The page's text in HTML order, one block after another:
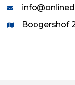
Boogershof